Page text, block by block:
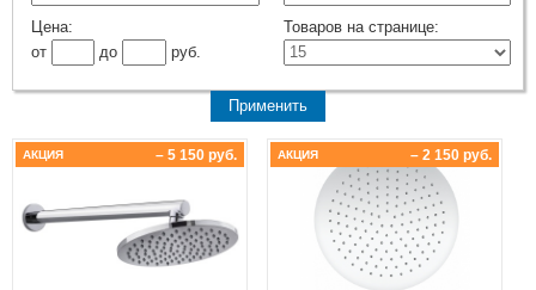
Цена:
от
до руб.
Товаров на странице:
– 5 150 руб.
АКЦИЯ – 2 150 руб.
АКЦИЯ